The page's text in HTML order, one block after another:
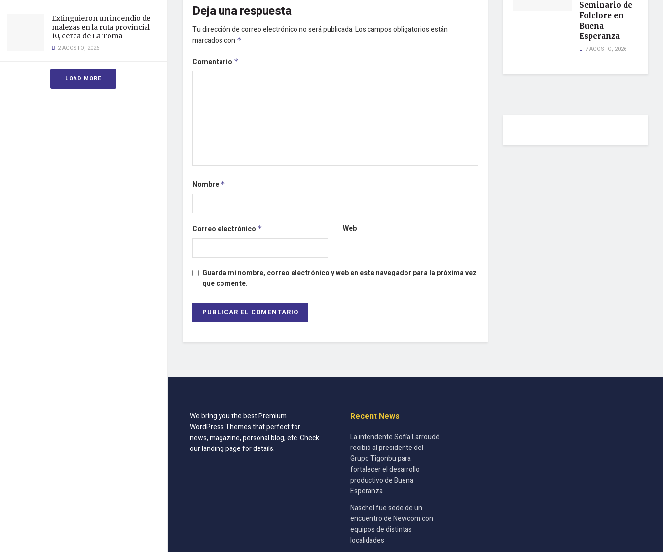
Extinguieron un incendio de
malezas en la ruta provincial
10, cerca de La Toma
2 AGOSTO, 2026
LOAD MORE
Deja una respuesta
Tu dirección de correo electrónico no será publicada.Los campos obligatorios están
marcados con *
Comentario *
Nombre *
Correo electrónico * Web
Guarda mi nombre, correo electrónico y web en este navegador para la próxima vez
que comente.
Seminario de
Folclore en
Buena
Esperanza
7 AGOSTO, 2026
We bring you the best Premium
WordPress Themes that perfect for
news, magazine, personal blog, etc. Check
our landing page for details.
Recent News
La intendente Sofía Larroudé
recibió al presidente del
Grupo Tigonbu para
fortalecer el desarrollo
productivo de Buena
Esperanza
Naschel fue sede de un
encuentro de Newcom con
equipos de distintas
localidades